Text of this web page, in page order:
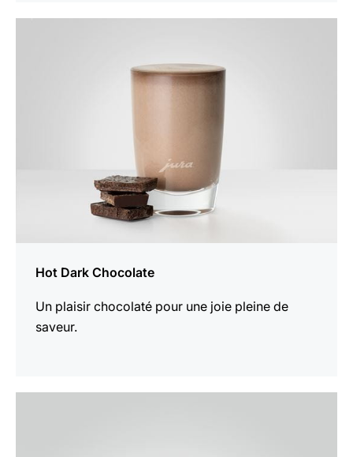
Hot Dark Chocolate
Un plaisir chocolaté pour une joie pleine de
saveur.